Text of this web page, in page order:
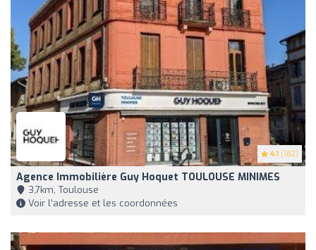
4.1 (182)
Agence Immobilière Guy Hoquet TOULOUSE MINIMES
3,7km, Toulouse
Voir l'adresse et les coordonnées